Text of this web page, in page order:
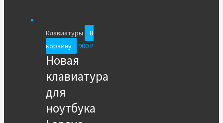
Клавиатуры
В
корзину
900₽
Новая
клавиатура
для
ноутбука